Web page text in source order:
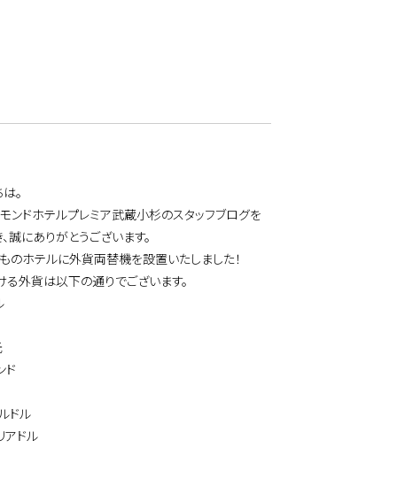
。
ンドホテルプレミア武蔵小杉のスタッフブログを
誠にありがとうございます。
のホテルに外貨両替機を設置いたしました！
外貨は以下の通りでございます。
ド
ドル
アドル